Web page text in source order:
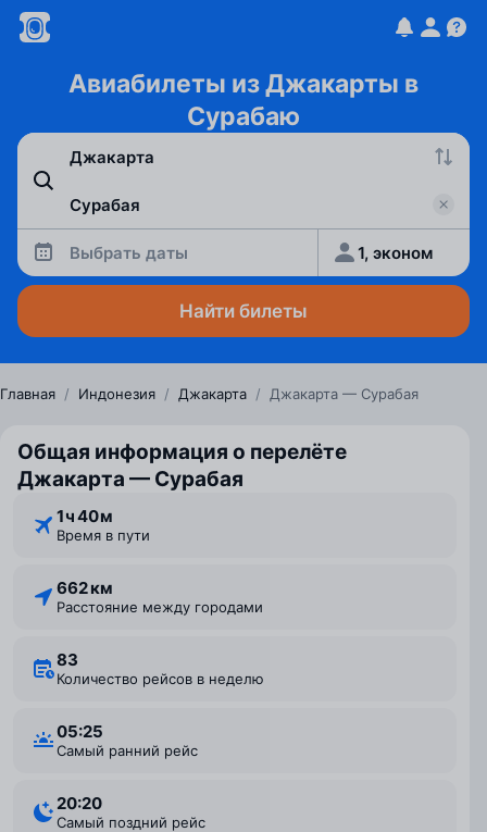
Авиабилеты из Джакарты в
Сурабаю
Выбрать даты 1, эконом
Найти билеты
Главная / Индонезия / Джакарта / Джакарта — Сурабая
Общая информация о перелёте
Джакарта — Сурабая
1 ⁠ч 40 ⁠м
Время в пути
662 км
Расстояние между городами
83
Количество рейсов в неделю
05:25
Самый ранний рейс
20:20
Самый поздний рейс